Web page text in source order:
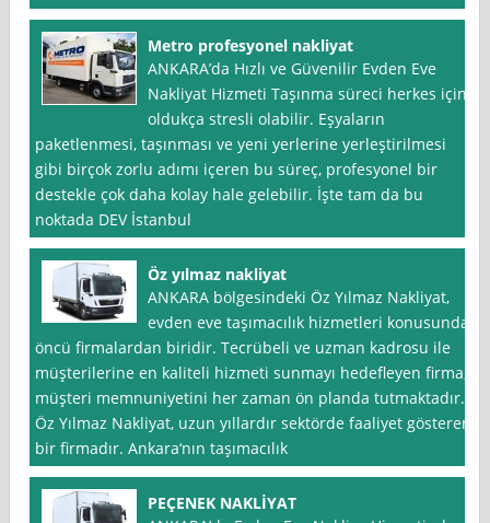
Metro profesyonel nakliyat
ANKARA’da Hızlı ve Güvenilir Evden Eve
Nakliyat Hizmeti Taşınma süreci herkes için
oldukça stresli olabilir. Eşyaların
paketlenmesi, taşınması ve yeni yerlerine yerleştirilmesi
gibi birçok zorlu adımı içeren bu süreç, profesyonel bir
destekle çok daha kolay hale gelebilir. İşte tam da bu
noktada DEV İstanbul
Öz yılmaz nakliyat
ANKARA bölgesindeki Öz Yılmaz Nakliyat,
evden eve taşımacılık hizmetleri konusunda
öncü firmalardan biridir. Tecrübeli ve uzman kadrosu ile
müşterilerine en kaliteli hizmeti sunmayı hedefleyen firma,
müşteri memnuniyetini her zaman ön planda tutmaktadır.
Öz Yılmaz Nakliyat, uzun yıllardır sektörde faaliyet gösteren
bir firmadır. Ankara‘nın taşımacılık
PEÇENEK NAKLİYAT